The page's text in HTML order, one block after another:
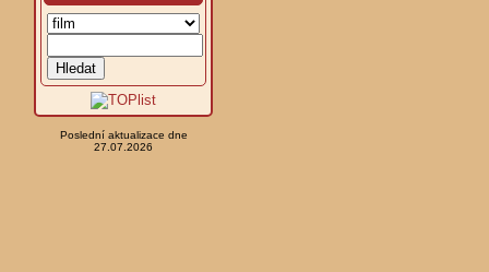
Poslední aktualizace dne
27.07.2026